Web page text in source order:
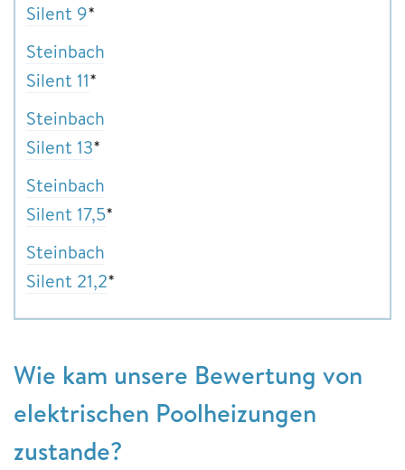
Silent 9*
Steinbach
Silent 11*
Steinbach
Silent 13*
Steinbach
Silent 17,5*
Steinbach
Silent 21,2*
Wie kam unsere Bewertung von
elektrischen Poolheizungen
zustande?